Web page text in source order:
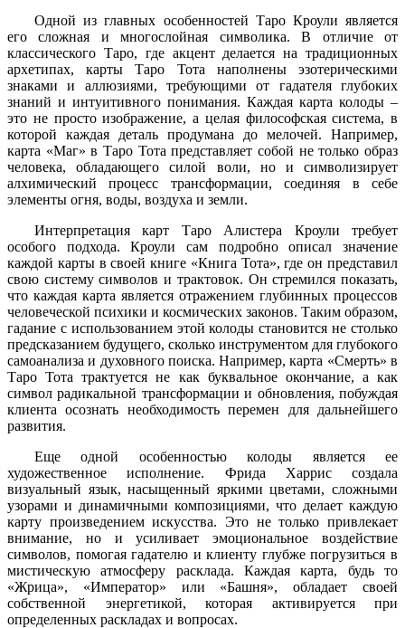
Одной из главных особенностей Таро Кроули является
его сложная и многослойная символика. В отличие от
классического Таро, где акцент делается на традиционных
архетипах, карты Таро Тота наполнены эзотерическими
знаками и аллюзиями, требующими от гадателя глубоких
знаний и интуитивного понимания. Каждая карта колоды –
это не просто изображение, а целая философская система, в
которой каждая деталь продумана до мелочей. Например,
карта «Маг» в Таро Тота представляет собой не только образ
человека, обладающего силой воли, но и символизирует
алхимический процесс трансформации, соединяя в себе
элементы огня, воды, воздуха и земли.
Интерпретация карт Таро Алистера Кроули требует
особого подхода. Кроули сам подробно описал значение
каждой карты в своей книге «Книга Тота», где он представил
свою систему символов и трактовок. Он стремился показать,
что каждая карта является отражением глубинных процессов
человеческой психики и космических законов. Таким образом,
гадание с использованием этой колоды становится не столько
предсказанием будущего, сколько инструментом для глубокого
самоанализа и духовного поиска. Например, карта «Смерть» в
Таро Тота трактуется не как буквальное окончание, а как
символ радикальной трансформации и обновления, побуждая
клиента осознать необходимость перемен для дальнейшего
развития.
Еще одной особенностью колоды является ее
художественное исполнение. Фрида Харрис создала
визуальный язык, насыщенный яркими цветами, сложными
узорами и динамичными композициями, что делает каждую
карту произведением искусства. Это не только привлекает
внимание, но и усиливает эмоциональное воздействие
символов, помогая гадателю и клиенту глубже погрузиться в
мистическую атмосферу расклада. Каждая карта, будь то
«Жрица», «Император» или «Башня», обладает своей
собственной энергетикой, которая активируется при
определенных раскладах и вопросах.